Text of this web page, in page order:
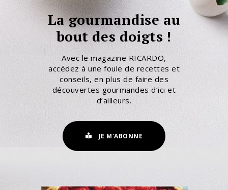
La gourmandise au
bout des doigts !
Avec le magazine RICARDO,
accédez à une foule de recettes et
conseils, en plus de faire des
découvertes gourmandes d’ici et
d’ailleurs.
JE M'ABONNE